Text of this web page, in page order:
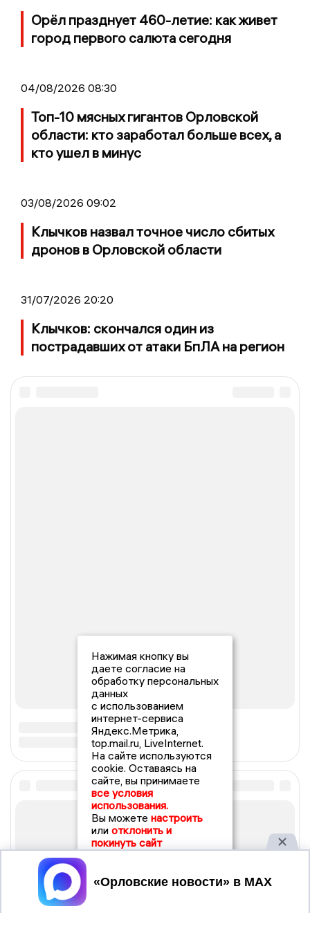
Орёл празднует 460-летие: как живет
город первого салюта сегодня
04/08/2026 08:30
Топ-10 мясных гигантов Орловской
области: кто заработал больше всех, а
кто ушел в минус
03/08/2026 09:02
Клычков назвал точное число сбитых
дронов в Орловской области
31/07/2026 20:20
Клычков: скончался один из
пострадавших от атаки БпЛА на регион
Нажимая кнопку вы
даете согласие на
обработку персональных
данных
с использованием
интернет-сервиса
Яндекс.Метрика,
top.mail.ru, LiveInternet.
На сайте используются
cookie. Оставаясь на
сайте, вы принимаете
все условия
использования.
Вы можете настроить
или отклонить и
покинуть сайт
Принять